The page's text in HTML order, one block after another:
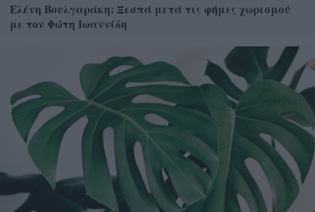
Ελένη Βουλγαράκη: Ξεσπά μετά τις φήμες χωρισμού
με τον Φώτη Ιωαννίδη